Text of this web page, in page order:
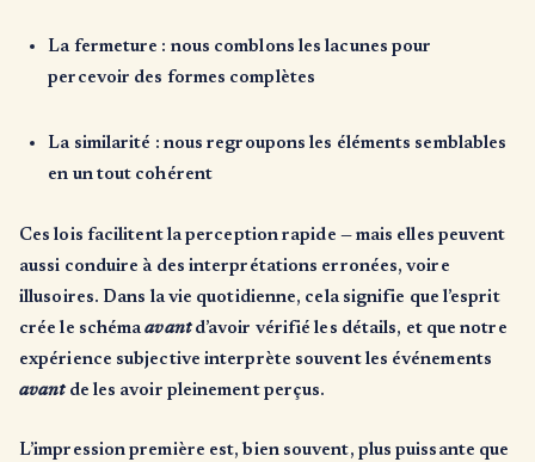
La fermeture : nous comblons les lacunes pour
percevoir des formes complètes
La similarité : nous regroupons les éléments semblables
en un tout cohérent
Ces lois facilitent la perception rapide — mais elles peuvent
aussi conduire à des interprétations erronées, voire
illusoires. Dans la vie quotidienne, cela signifie que l’esprit
crée le schémaavantd’avoir vérifié les détails, et que notre
expérience subjective interprète souvent les événements
avantde les avoir pleinement perçus.
L’impression première est, bien souvent, plus puissante que